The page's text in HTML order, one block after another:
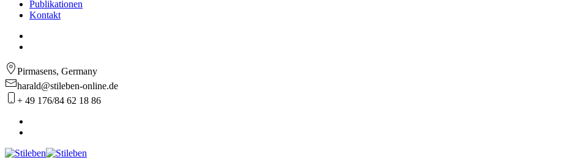
Publikationen
Kontakt
Pirmasens, Germany
harald@stileben-online.de
+ 49 176/84 62 18 86